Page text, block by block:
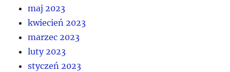
maj 2023
kwiecień 2023
marzec 2023
luty 2023
styczeń 2023